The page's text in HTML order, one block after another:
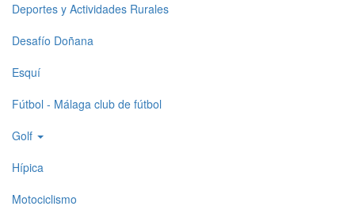
Deportes y Actividades Rurales
Desafío Doñana
Esquí
Fútbol - Málaga club de fútbol
Golf
Hípica
Motociclismo